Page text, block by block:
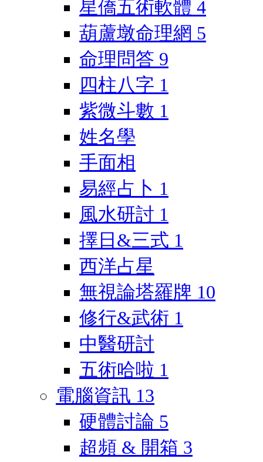
星僑五術軟體 4
葫蘆墩命理網 5
命理問答 9
四柱八字 1
紫微斗數 1
姓名學
手面相
易經占卜 1
風水研討 1
擇日&三式 1
西洋占星
無視論塔羅牌 10
修行&武術 1
中醫研討
五術哈啦 1
電腦資訊 13
硬體討論 5
超頻 & 開箱 3